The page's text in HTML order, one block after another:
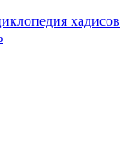
хадисов